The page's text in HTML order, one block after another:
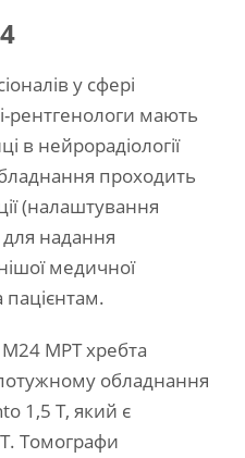
у сфері
рентгенологи мають
в нейрорадіології
проходить
(налаштування
надання
медичної
пацієнтам.
М24 МРТ хребта
обладнання
1,5 Т, який є
Томографи